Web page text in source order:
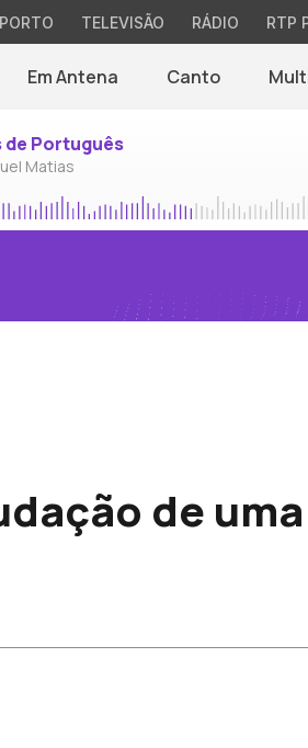
TELEVISÃO RÁDIO RTP
Em Antena Canto
de Português
Matias
de